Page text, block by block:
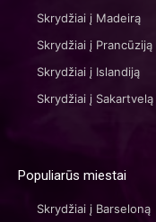
Skrydžiai į Madeirą
Skrydžiai į Prancūziją
Skrydžiai į Islandiją
Skrydžiai į Sakartvelą
Populiarūs miestai
Skrydžiai į Barseloną